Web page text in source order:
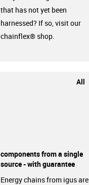
that has not yet been
harnessed? If so, visit our
chainflex® shop.
All
components from a single
source - with guarantee
Energy chains from igus are